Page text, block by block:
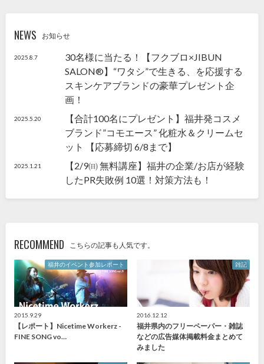
NEWS お知らせ
2025.8.7
30名様に当たる！【フクブロ×JIBUN
SALON®】“ワタシ”で生きる、を応援する
スキンケアブランドの豪華プレゼント企
画！
2025.5.20
【合計100名にプレゼント】福井発コスメ
ブランド”コモエース” 化粧水＆クリームセ
ット 【応募締切 6/8まで】
2025.1.21
【2/9㈰ 無料講座】福井の企業/お店が経験
したPR失敗例 10選！対策方法も！
RECOMMEND こちらの記事も人気です。
福井のイベント参加レポート
2015.9.29
【レポート】Nicetime Workerz -
FINE SONG vo…
雑記
2016.12.12
福井県内のフリーペーパー・雑誌
などの広告媒体掲載料金まとめて
みました